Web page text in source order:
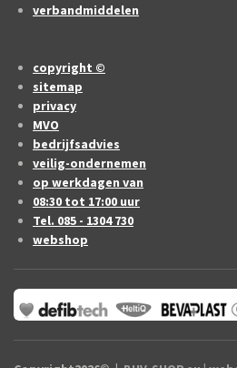
verbandmiddelen
copyright ©
sitemap
privacy
MVO
bedrijfsadvies
veilig-ondernemen
op werkdagen van
08:30 tot 17:00 uur
Tel. 085 - 1304 730
webshop